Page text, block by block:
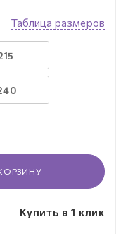
Таблица размеров
Купить в 1 клик